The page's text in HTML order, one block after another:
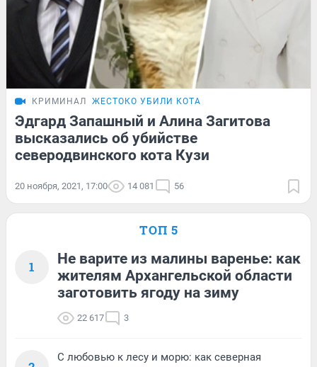
КРИМИНАЛ ЖЕСТОКО УБИЛИ КОТА
Эдгард Запашный и Алина Загитова
высказались об убийстве
северодвинского кота Кузи
20 ноября, 2021, 17:00 14 081 56
ТОП 5
1
Не варите из малины варенье: как
жителям Архангельской области
заготовить ягоду на зиму
22 617 3
С любовью к лесу и морю: как северная